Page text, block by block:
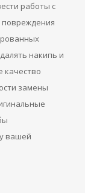
работы с
накипь и
качество
замены
вашей